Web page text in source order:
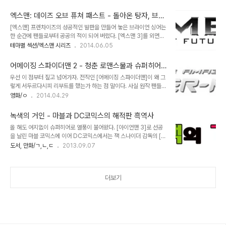
는 ..
스] 기반의 마블 작품들은 지구에서 벌어지는 한정적인 세계를 다루었
다해도 무방하지요. 제목처럼 [가디언즈 오브 갤럭시]는 은하계를 수
호하는 슈퍼히어로들의 이야기입니다. 그렇다해도 그리 거창한 건 아
니에요. 주인공인 스타로드를 비롯해 자객 가모라, 바운티 헌터인 로켓
과 그루트, 그리고 복수심에 불타는 드랙스 등 ‘가디언즈 오브 갤럭
멉니다. 하나같이 슬픈 과거와 사연을 지닌 인물..
엑스맨: 데이즈 오브 퓨쳐 패스트 - 돌아온 탕자, 브라
이언 싱어의 속죄
[엑스맨] 프렌차이즈의 성공적인 발판을 만들어 놓은 브라이언 싱어는
한 순간에 팬들로부터 공공의 적이 되어 버렸다. [엑스맨 3]를 외면한
채 스탭과 배우를 몽땅 데리고 [슈퍼맨 리턴즈]를 만들러 가버린 것이
서 스핀오프인 [엑스맨 탄생 : 울버린]의 실패로 [갬빗]과 [엑스맨 오리
진: 매그니토]의 계획이 좌초되면서 싱어의 이탈 이후 벌어진 일들에
대한 모든 비난이 그에게 쏟아졌다. [엑스맨: 퍼스트 클래스]가 꺼져가
던 [엑스맨] 프렌차이즈의 불씨를 살렸을 때 브라이언 싱어를 칭찬한
이는 거의 없었다. 그가 제작과 각본에 직접적으로 참여했음에도 [엑
떠서 [엑스맨: ..
테마별 섹션/엑스맨 시리즈 2014.06.05
어메이징 스파이더맨 2 - 청춘 로맨스물과 슈퍼히어
로 영화의 만남
우선 이 점부터 짚고 넘어가자. 전작인 [어메이징 스파이더맨]이 왜 그
렇게 서두르다시피 리부트를 했는가 하는 점 말이다. 사실 원작 팬들의
반응이 어떠했는가를 떠나 샘 레이미의 3부작은 그 자체만으로도 일
상상하기 힘든 상황에도 이러한 여운이 채 가시기도 전에 감독과 배우
를 모조리 갈아 치워버렸다. 문제는 판권 때문이다. 어렵사리 [스파이
더맨]의 판권을 가져 온 소니측에서 일정 기간내에 영화를 만들어내지
못하면 판권이 마블에게 귀속되어 버린다는 사실 때문에 무리를 해서
라도 리부트를 해야 했던 것이다. [어벤져스]의 대성공 이후 애물단지
영화/ㅇ 2014.04.29
녹색의 거인 - 마블과 DC코믹스의 해적판 흑역사
올 해도 여지없이 슈퍼히어로 열풍이 불어왔다. [아이언맨 3]로 선공
을 날린 마블 코믹스에 이어 DC코믹스에서는 잭 스나이더 감독의 [맨
오브 스틸]로 반격에 나섰고, 이에 질세라 다시 [더 울버린], [토르 2:
이들 히어로물의 원작이 되었던 그래픽노블이 속속 발간되기에 이르
도서, 만화/ㄱ,ㄴ,ㄷ 2013.09.07
더보기